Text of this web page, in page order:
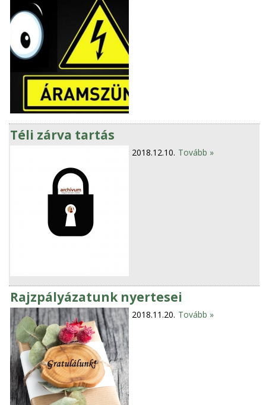
Téli zárva tartás
2018.12.10. Tovább »
Rajzpályázatunk nyertesei
2018.11.20. Tovább »